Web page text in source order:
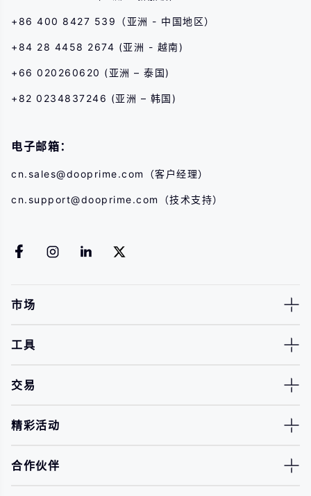
+86 400 8427 539（亚洲 - 中国地区）
+84 28 4458 2674 (亚洲 - 越南)
+66 020260620 (亚洲 – 泰国)
+82 0234837246 (亚洲 – 韩国)
电子邮箱：
cn.sales@dooprime.com （客户经理）
cn.support@dooprime.com （技术支持）
市场
工具
交易
精彩活动
合作伙伴